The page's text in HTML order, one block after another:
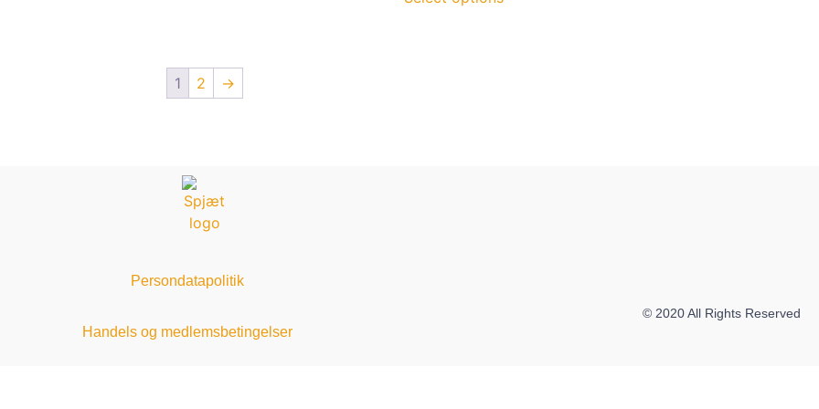
1 2 →
Persondatapolitik
Handels og medlemsbetingelser
© 2020 All Rights Reserved